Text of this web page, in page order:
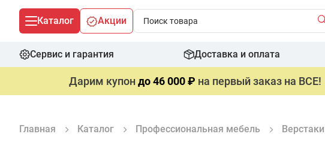
Каталог Акции
Сервис и гарантия Доставка и оплата
Дарим купондо 46 000 ₽ на первый заказ на ВСЕ!
Главная Каталог Профессиональная мебель Верстаки